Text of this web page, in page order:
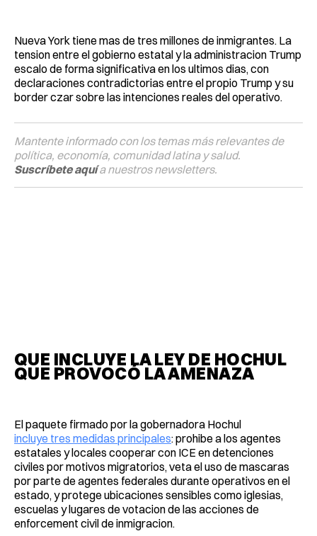
Nueva York tiene mas de tres millones de inmigrantes. La
tension entre el gobierno estatal y la administracion Trump
escalo de forma significativa en los ultimos dias, con
declaraciones contradictorias entre el propio Trump y su
border czar sobre las intenciones reales del operativo.
Mantente informado con los temas más relevantes de
política, economía, comunidad latina y salud.
Suscríbete aquía nuestros newsletters.
QUE INCLUYE LA LEY DE HOCHUL
QUE PROVOCÓ LA AMENAZA
El paquete firmado por la gobernadora Hochul
incluye tres medidas principales: prohibe a los agentes
estatales y locales cooperar con ICE en detenciones
civiles por motivos migratorios, veta el uso de mascaras
por parte de agentes federales durante operativos en el
estado, y protege ubicaciones sensibles como iglesias,
escuelas y lugares de votacion de las acciones de
enforcement civil de inmigracion.